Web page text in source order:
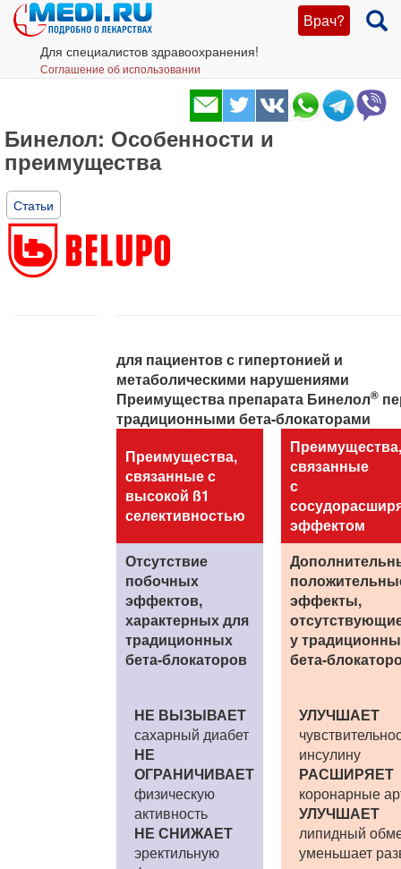
Врач?
Для специалистов здравоохранения!
Соглашение об использовании
Бинелол: Особенности и
преимущества
Статьи
для пациентов с гипертонией и
метаболическими нарушениями
Преимущества препарата Бинелол®
традиционными бета-блокаторами
Преимущества,
связанные с
высокой ß1
селективностью
Преимущества,
связанные
с
эффектом
Отсутствие
побочных
эффектов,
характерных для
традиционных
бета-блокаторов
эффекты,
у
бета-
НЕ ВЫЗЫВАЕТ
сахарный диабет
НЕ
ОГРАНИЧИВАЕТ
физическую
активность
НЕ СНИЖАЕТ
эректильную
УЛУЧШАЕТ
инсулину
РАСШИРЯЕТ
коронарные
УЛУЧШАЕТ
липидный
уменьшает